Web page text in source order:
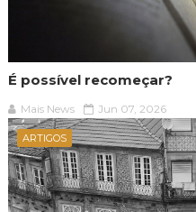
É possível recomeçar?
Mais News Jun 07, 2026
ARTIGOS